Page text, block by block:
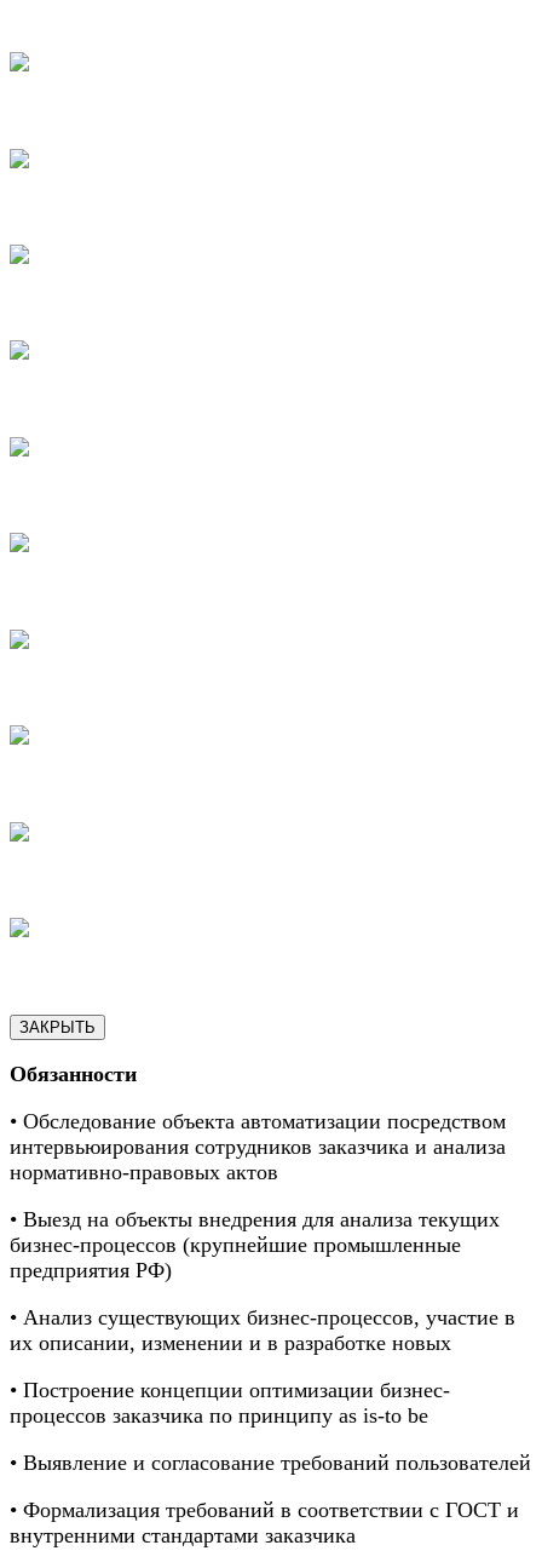
ЗАКРЫТЬ
Обязанности
• Обследование объекта автоматизации посредством
интервьюирования сотрудников заказчика и анализа
нормативно-правовых актов
• Выезд на объекты внедрения для анализа текущих
бизнес-процессов (крупнейшие промышленные
предприятия РФ)
• Анализ существующих бизнес-процессов, участие в
их описании, изменении и в разработке новых
• Построение концепции оптимизации бизнес-
процессов заказчика по принципу as is-to be
• Выявление и согласование требований пользователей
• Формализация требований в соответствии с ГОСТ и
внутренними стандартами заказчика